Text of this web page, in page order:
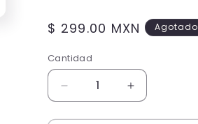
Precio
$ 299.00 MXN Agotado
Cantidad
Cantidad
Reducir
cantidad
para
Aumentar
cantidad
para